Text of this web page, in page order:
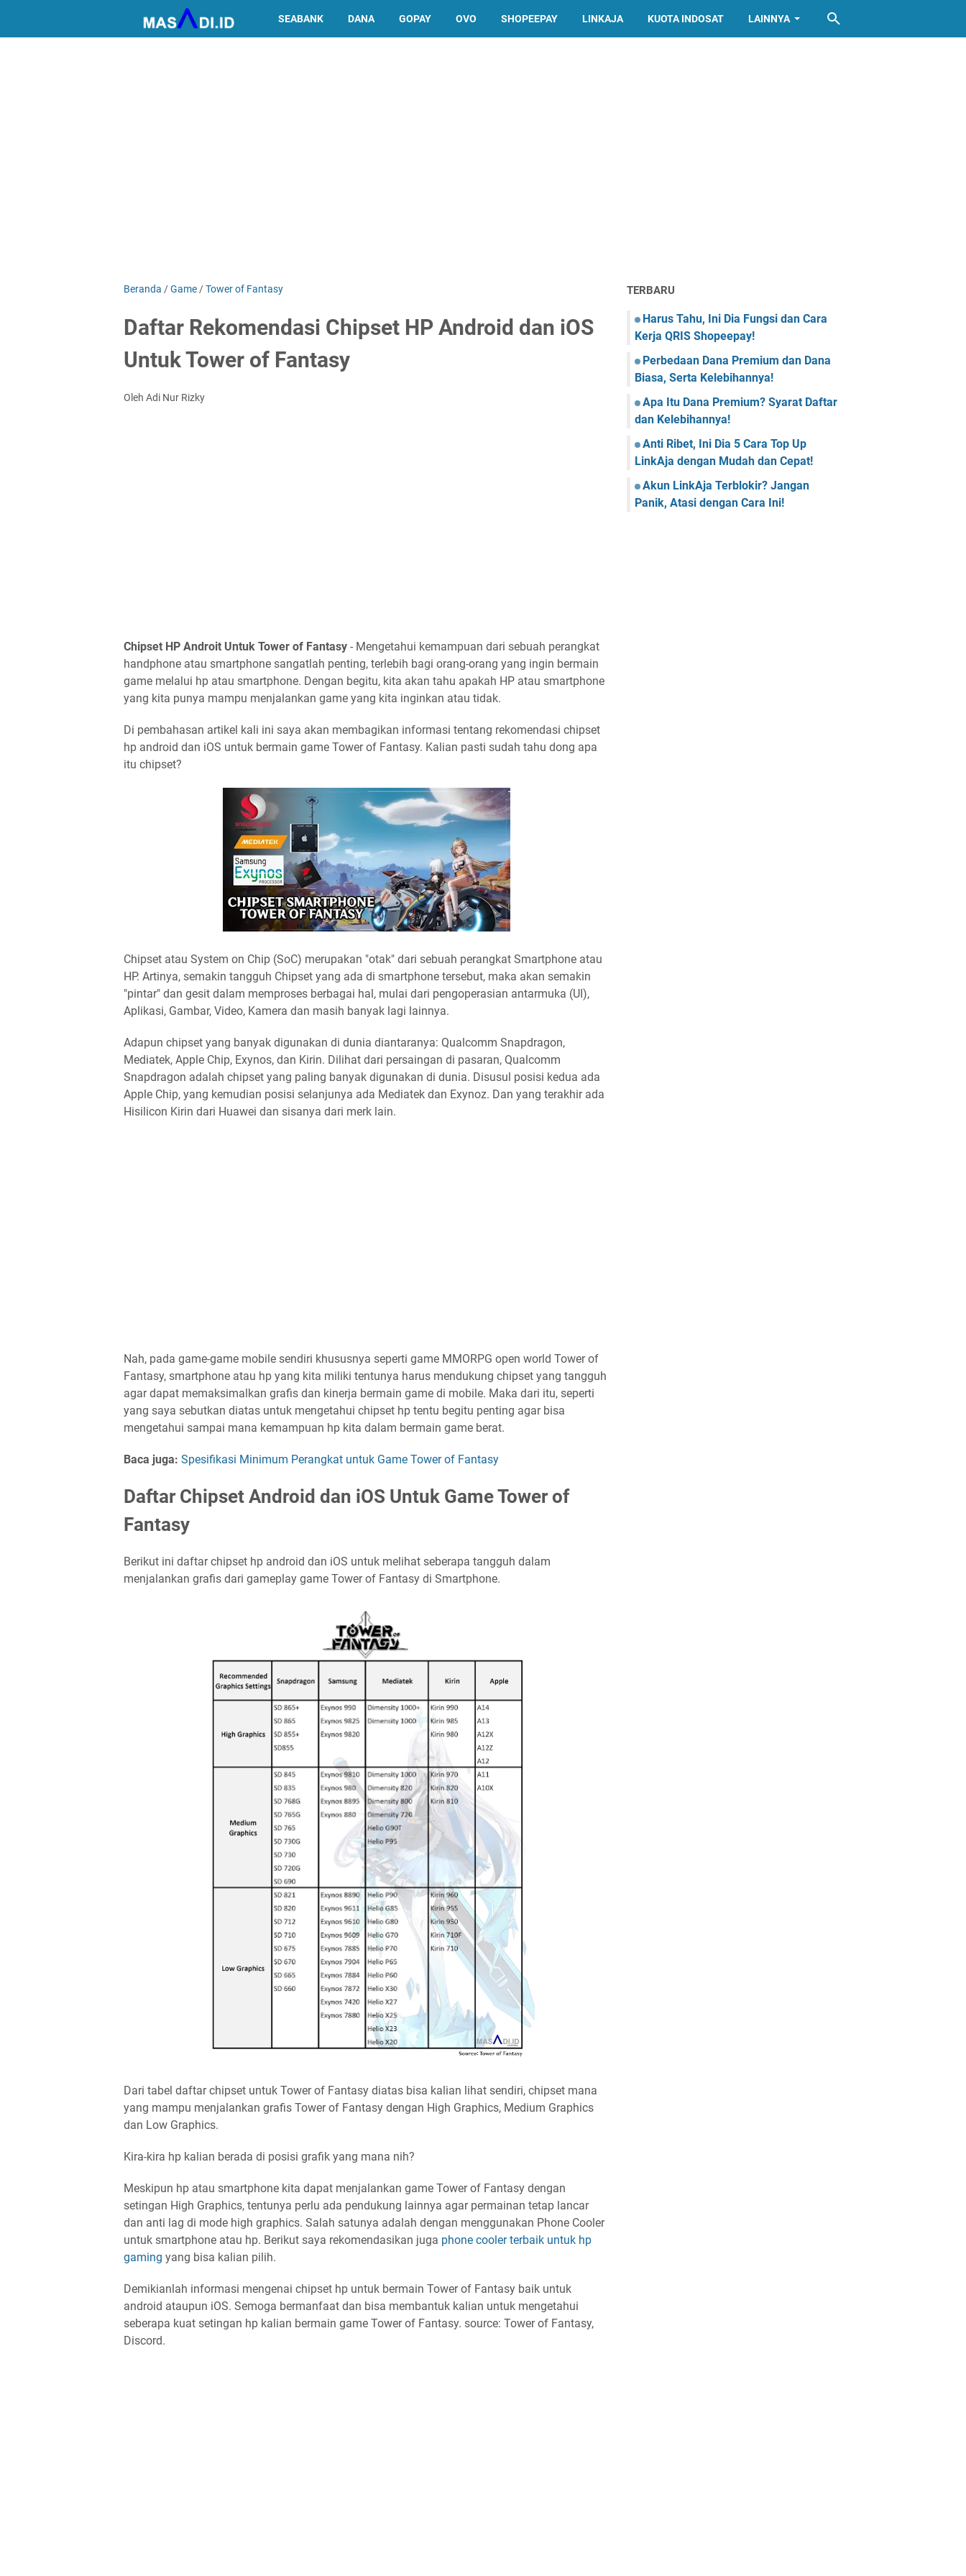
SEABANK DANA GOPAY OVO SHOPEEPAY LINKAJA KUOTA INDOSAT LAINNYA
Beranda /Game /Tower of Fantasy
Daftar Rekomendasi Chipset HP Android dan iOS
Untuk Tower of Fantasy
Oleh Adi Nur Rizky
Chipset HP Androit Untuk Tower of Fantasy - Mengetahui kemampuan dari sebuah perangkat
handphone atau smartphone sangatlah penting, terlebih bagi orang-orang yang ingin bermain
game melalui hp atau smartphone. Dengan begitu, kita akan tahu apakah HP atau smartphone
yang kita punya mampu menjalankan game yang kita inginkan atau tidak.
Di pembahasan artikel kali ini saya akan membagikan informasi tentang rekomendasi chipset
hp android dan iOS untuk bermain game Tower of Fantasy. Kalian pasti sudah tahu dong apa
itu chipset?
Chipset atau System on Chip (SoC) merupakan "otak" dari sebuah perangkat Smartphone atau
HP. Artinya, semakin tangguh Chipset yang ada di smartphone tersebut, maka akan semakin
"pintar" dan gesit dalam memproses berbagai hal, mulai dari pengoperasian antarmuka (UI),
Aplikasi, Gambar, Video, Kamera dan masih banyak lagi lainnya.
Adapun chipset yang banyak digunakan di dunia diantaranya: Qualcomm Snapdragon,
Mediatek, Apple Chip, Exynos, dan Kirin. Dilihat dari persaingan di pasaran, Qualcomm
Snapdragon adalah chipset yang paling banyak digunakan di dunia. Disusul posisi kedua ada
Apple Chip, yang kemudian posisi selanjunya ada Mediatek dan Exynoz. Dan yang terakhir ada
Hisilicon Kirin dari Huawei dan sisanya dari merk lain.
Nah, pada game-game mobile sendiri khususnya seperti game MMORPG open world Tower of
Fantasy, smartphone atau hp yang kita miliki tentunya harus mendukung chipset yang tangguh
agar dapat memaksimalkan grafis dan kinerja bermain game di mobile. Maka dari itu, seperti
yang saya sebutkan diatas untuk mengetahui chipset hp tentu begitu penting agar bisa
mengetahui sampai mana kemampuan hp kita dalam bermain game berat.
Baca juga: Spesifikasi Minimum Perangkat untuk Game Tower of Fantasy
Daftar Chipset Android dan iOS Untuk Game Tower of
Fantasy
Berikut ini daftar chipset hp android dan iOS untuk melihat seberapa tangguh dalam
menjalankan grafis dari gameplay game Tower of Fantasy di Smartphone.
Dari tabel daftar chipset untuk Tower of Fantasy diatas bisa kalian lihat sendiri, chipset mana
yang mampu menjalankan grafis Tower of Fantasy dengan High Graphics, Medium Graphics
dan Low Graphics.
Kira-kira hp kalian berada di posisi grafik yang mana nih?
Meskipun hp atau smartphone kita dapat menjalankan game Tower of Fantasy dengan
setingan High Graphics, tentunya perlu ada pendukung lainnya agar permainan tetap lancar
dan anti lag di mode high graphics. Salah satunya adalah dengan menggunakan Phone Cooler
untuk smartphone atau hp. Berikut saya rekomendasikan juga phone cooler terbaik untuk hp
gaming yang bisa kalian pilih.
Demikianlah informasi mengenai chipset hp untuk bermain Tower of Fantasy baik untuk
android ataupun iOS. Semoga bermanfaat dan bisa membantuk kalian untuk mengetahui
seberapa kuat setingan hp kalian bermain game Tower of Fantasy. source: Tower of Fantasy,
Discord.
TERBARU
Harus Tahu, Ini Dia Fungsi dan Cara
Kerja QRIS Shopeepay!
Perbedaan Dana Premium dan Dana
Biasa, Serta Kelebihannya!
Apa Itu Dana Premium? Syarat Daftar
dan Kelebihannya!
Anti Ribet, Ini Dia 5 Cara Top Up
LinkAja dengan Mudah dan Cepat!
Akun LinkAja Terblokir? Jangan
Panik, Atasi dengan Cara Ini!